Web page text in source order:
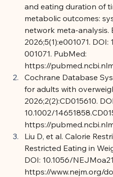
and eating duration of
metabolic outcomes:
network meta-analysis.
2026;5(1):e001071.
001071. PubMed:
https://
Cochrane Database
for adults with
2026;2(2):CD015610.
10.1002/
https://
Liu D, et al. Calorie
Restricted Eating in
DOI: 10.1056/
https://www.nejm.org/